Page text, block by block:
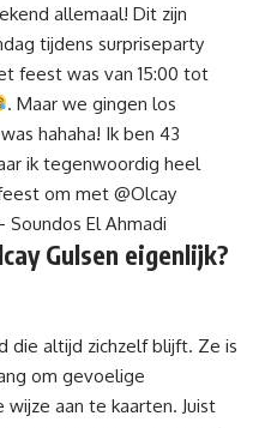
allemaal! Dit zijn
tijdens surpriseparty
feest was van 15:00 tot
. Maar we gingen los
hahaha! Ik ben 43
ik tegenwoordig heel
om met @Olcay
El Ahmadi
Gulsen eigenlijk?
die altijd zichzelf blijft. Ze is
om gevoelige
aan te kaarten. Juist